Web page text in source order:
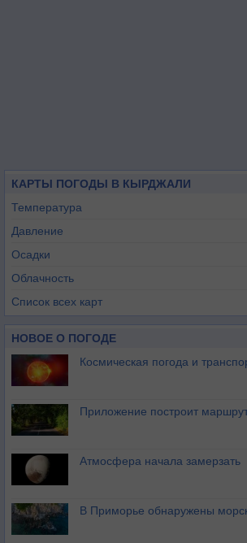
КАРТЫ ПОГОДЫ В КЫРДЖАЛИ
Температура
Давление
Осадки
Облачность
Список всех карт
НОВОЕ О ПОГОДЕ
Космическая погода и
Приложение построит
Атмосфера начала замерзать
В Приморье обнаружены